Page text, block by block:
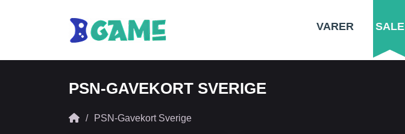
VARER SALE
PSN-GAVEKORT SVERIGE
PSN-Gavekort Sverige